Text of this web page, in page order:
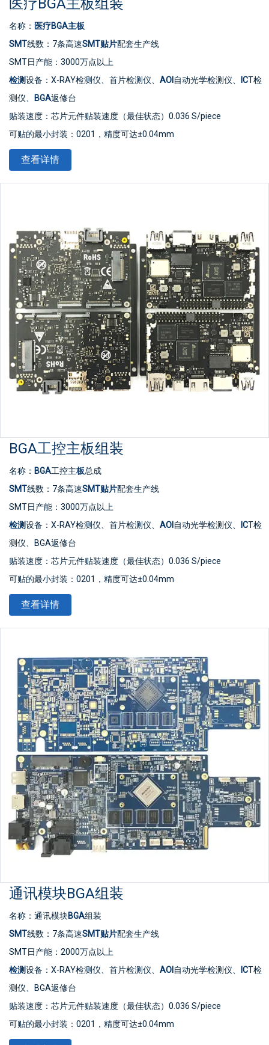
医疗BGA主板组装
名称： 医疗BGA主板
SMT线数：7条高速SMT贴片配套生产线
SMT日产能：3000万点以上
检测设备：X-RAY检测仪、首片检测仪、 AOI 自动光学检测仪、 ICT检
测仪、
BGA返修台
贴装速度：芯片元件贴装速度（最佳状态）0.036 S/piece
可贴的最小封装：0201，精度可达±0.04mm
最小器件精度：可贴装PLCC、QFP、BGA、CSP等器件，管脚间距
可达±0.04mm
查看详情
BGA工控主板组装
名称： BGA工控主板总成
SMT线数：7条高速SMT贴片配套生产线
SMT日产能：3000万点以上
检测设备：X-RAY检测仪、首片检测仪、 AOI 自动光学检测仪、 ICT检
测仪、BGA返修台
贴装速度：芯片元件贴装速度（最佳状态）0.036 S/piece
可贴的最小封装：0201，精度可达±0.04mm
最小器件精度：可贴装PLCC、QFP、BGA、CSP等器件，管脚间距
可达±0.04mm
高难度产品
查看详情
通讯模块BGA组装
名称：通讯模块BGA组装
SMT线数：7条高速SMT贴片配套生产线
SMT日产能：2000万点以上
检测设备：X-RAY检测仪、首片检测仪、 AOI 自动光学检测仪、 ICT检
测仪、BGA返修台
贴装速度：芯片元件贴装速度（最佳状态）0.036 S/piece
可贴的最小封装：0201，精度可达±0.04mm
最小器件精度：可贴装PLCC、QFP、BGA、CSP等器件，管脚间距